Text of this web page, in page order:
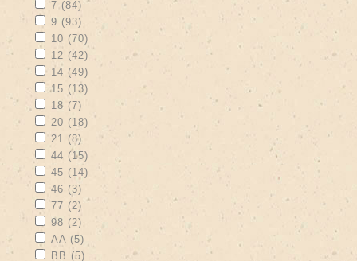
Apply 7 filter
7 (84) Apply 7 filter
Apply 9 filter
9 (93) Apply 9 filter
Apply 10 filter
10 (70) Apply 10 filter
Apply 12 filter
12 (42) Apply 12 filter
Apply 14 filter
14 (49)
Apply 15 filter
15 (13) Apply 15 filter
Apply 18 filter
18 (7) Apply 18 filter
Apply 20 filter
20 (18) Apply 20 filter
Apply 21 filter
21 (8) Apply 21 filter
Apply 44 filter
44 (15)
Apply 45 filter
45 (14) Apply 45 filter
Apply 46 filter
46 (3)
Apply 77 filter
77 (2) Apply 77 filter
Apply 98 filter
98 (2) Apply 98 filter
Apply AA filter
AA (5)
Apply BB filter
BB (5) Apply BB filter